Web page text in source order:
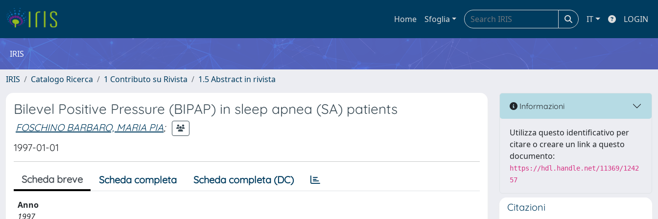
Home Sfoglia IT LOGIN
IRIS
IRIS Catalogo Ricerca 1 Contributo su Rivista 1.5 Abstract in rivista
Bilevel Positive Pressure (BIPAP) in sleep apnea (SA) patients
FOSCHINO BARBARO, MARIA PIA;
1997-01-01
Scheda breve Scheda completa Scheda completa (DC)
Anno
1997
Informazioni
Utilizza questo identificativo per
citare o creare un link a questo
documento:
https://hdl.handle.net/11369/1242
57
Citazioni